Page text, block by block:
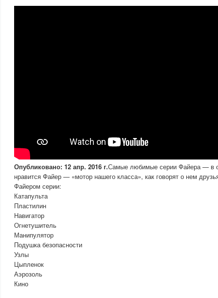
Опубликовано: 12 апр. 2016 г.Самые любимые серии Файера — в
нравится Файер — «мотор нашего класса», как говорят о нем
Файером серии:
Катапульта
Пластилин
Навигатор
Огнетушитель
Манипулятор
Подушка безопасности
Узлы
Цыпленок
Аэрозоль
Кино